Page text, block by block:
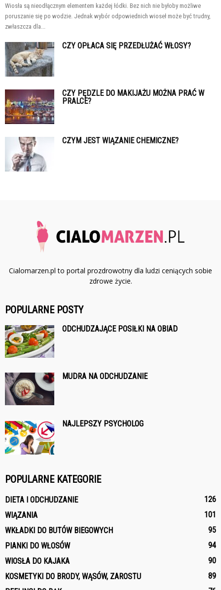
Wiosła są nieodłącznym elementem każdej łódki. Bez nich nie byłoby możliwe
poruszanie się po wodzie. Jednak wybór odpowiednich wioseł może być trudny,
zwłaszcza dla...
CZY OPŁACA SIĘ PRZEDŁUŻAĆ WŁOSY?
CZY PĘDZLE DO MAKIJAŻU MOŻNA PRAĆ W
PRALCE?
CZYM JEST WIĄZANIE CHEMICZNE?
Cialomarzen.pl to portal prozdrowotny dla ludzi ceniących sobie
zdrowe życie.
POPULARNE POSTY
ODCHUDZAJĄCE POSIŁKI NA OBIAD
MUDRA NA ODCHUDZANIE
NAJLEPSZY PSYCHOLOG
POPULARNE KATEGORIE
DIETA I ODCHUDZANIE
126
WIĄZANIA
101
WKŁADKI DO BUTÓW BIEGOWYCH
95
PIANKI DO WŁOSÓW
94
WIOSŁA DO KAJAKA
90
KOSMETYKI DO BRODY, WĄSÓW, ZAROSTU
89